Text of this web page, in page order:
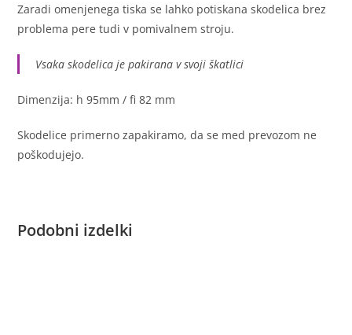
Zaradi omenjenega tiska se lahko potiskana skodelica brez
problema pere tudi v pomivalnem stroju.
Vsaka skodelica je pakirana v svoji škatlici
Dimenzija: h 95mm / fi 82 mm
Skodelice primerno zapakiramo, da se med prevozom ne
poškodujejo.
Podobni izdelki